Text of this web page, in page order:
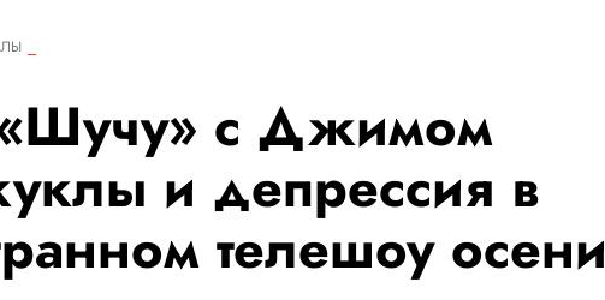
с Джимом
и депрессия в
телешоу осени